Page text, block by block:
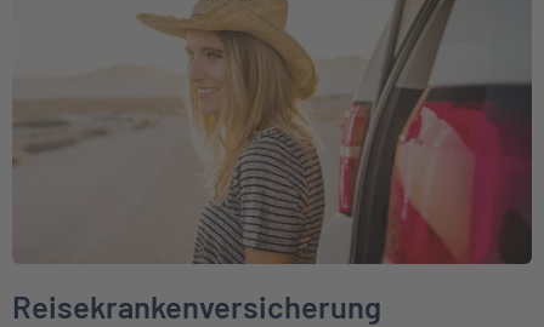
Reisekrankenversicherung